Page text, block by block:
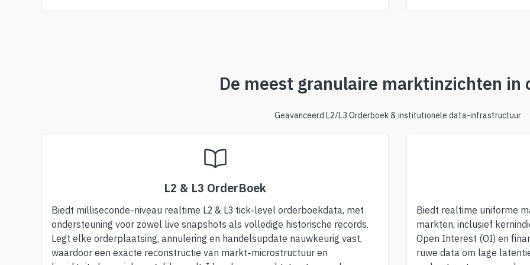
De meest granulaire marktinzichten in
Geavanceerd L2/L3 Orderboek & institutionele data-infrastructuur
L2 & L3 OrderBoek
Biedt milliseconde-niveau realtime L2 & L3 tick-level orderboekdata, met
ondersteuning voor zowel live snapshots als volledige historische records.
Legt elke orderplaatsing, annulering en handelsupdate nauwkeurig vast,
waardoor een exacte reconstructie van markt-microstructuur en
Biedt realtime uniforme
markten, inclusief
Open Interest (OI) en
ruwe data om lage